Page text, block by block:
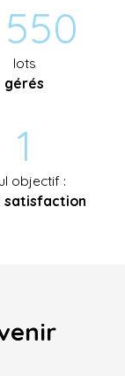
lots
gérés
1
objectif :
satisfaction